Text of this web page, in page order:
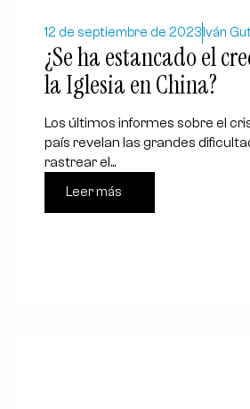
12 de septiembre de 2023 Iván
¿Se ha estancado el
la Iglesia en China?
Los últimos informes sobre el
país revelan las grandes
rastrear el...
Leer más